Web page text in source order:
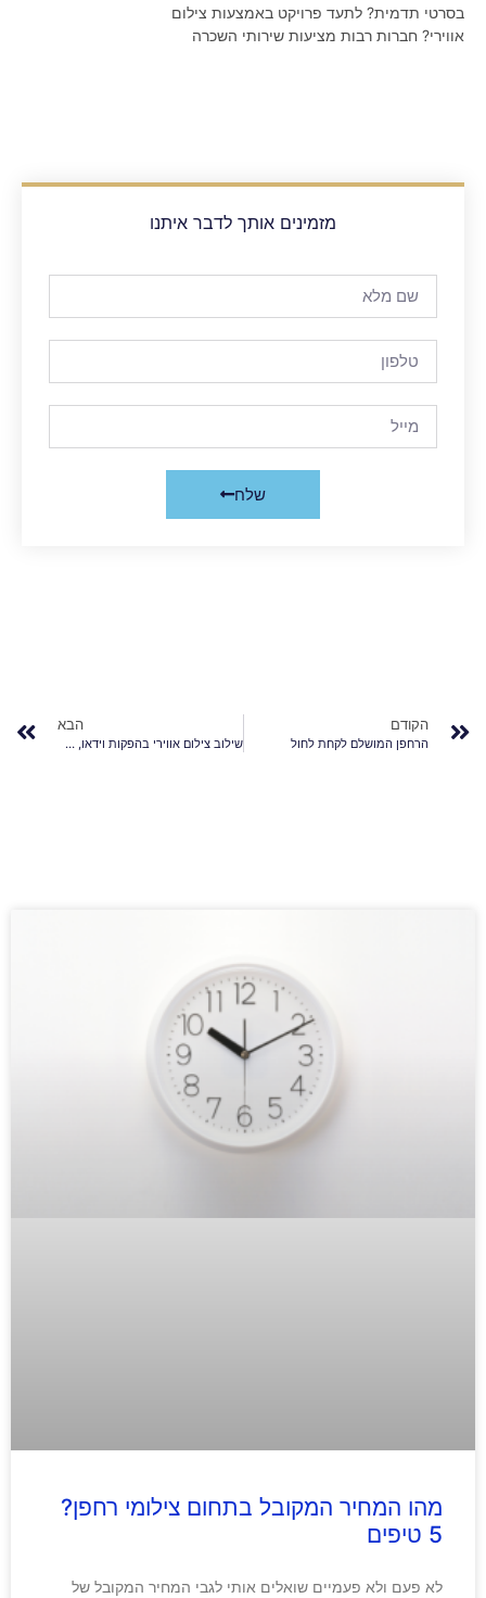
בסרטי תדמית? לתעד פרויקט באמצעות צילום
אווירי? חברות רבות מציעות שירותי השכרה
מזמינים אותך לדבר איתנו
שלח
הקודם
הרחפן המושלם לקחת לחול
הבא
שילוב צילום אווירי בהפקות וידאו, המקפצה שלך
מהו המחיר המקובל בתחום צילומי רחפן?
5 טיפים
לא פעם ולא פעמיים שואלים אותי לגבי המחיר המקובל של